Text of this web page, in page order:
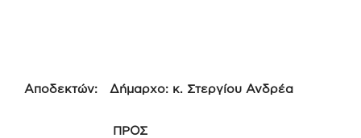
Αποδεκτών: Δήμαρχο: κ. Στεργίου Ανδρέα
ΠΡΟΣ